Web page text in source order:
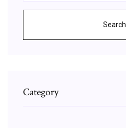
Search
Category